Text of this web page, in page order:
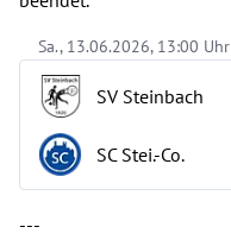
Sa., 13.06.2026, 13:00 Uhr
SV Steinbach
SC Stei.-Co.
---